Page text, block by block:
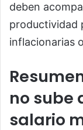
deben
productividad
inflacionarias
no sube
salario